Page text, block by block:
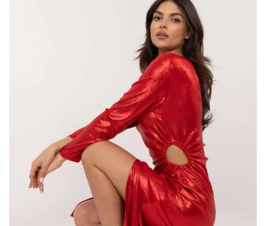
, w których główne skrzypce zagrają sukienki.
Stylizacje na andrzejki – mini
Imprezy andrzejkowe charakteryzuje luźny,
niezobowiązujący klimat. Nawet jeśli zabawa odbywa się
w lokalu, to nie powinna mieć zbyt podniosłej atmosfery.
Chodzi o relaks i swobodę, warto więc sięgnąć po
. Pokaż innym zgrabne nogi! Spróbuj postawić na
dopasowany lub lekko rozkloszowany fason na
ramiączkach. To absolutna klasyka, która sprawdzi się
zawsze i wszędzie. Głębokość dekoltu zostawiamy już
Tobie – ważne, abyś czuła się komfortowo. Możesz
wybrać sukienkę o matowym, satynowym lub
połyskującym materiale. Pamiętaj, że to andrzejki, a więc
wolno Ci błyszczeć
. Postaw …